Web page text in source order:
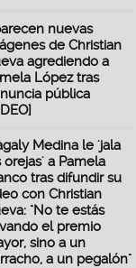
nuevas
de Christian
agrediendo a
López tras
pública
Medina le 'jala
orejas' a Pamela
tras difundir su
con Christian
"No te estás
el premio
sino a un
a un pegalón"